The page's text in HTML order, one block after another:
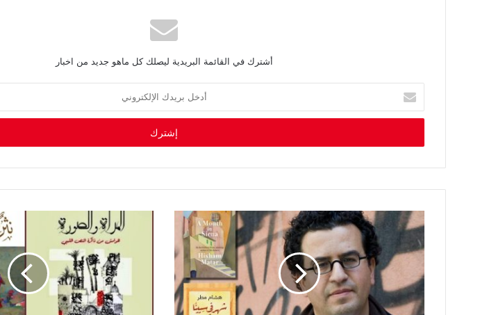
أشترك في القائمة البريدية ليصلك كل ماهو جديد من اخبار
خ
ب
د
إ
ك
ت
ر